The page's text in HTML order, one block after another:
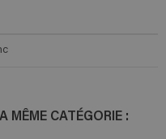
MÊME CATÉGORIE :